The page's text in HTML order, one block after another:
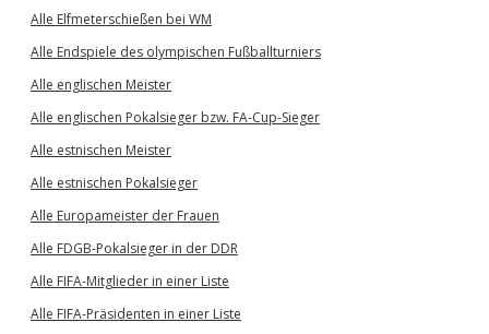
Alle Elfmeterschießen bei WM
Alle Endspiele des olympischen Fußballturniers
Alle englischen Meister
Alle englischen Pokalsieger bzw. FA-Cup-Sieger
Alle estnischen Meister
Alle estnischen Pokalsieger
Alle Europameister der Frauen
Alle FDGB-Pokalsieger in der DDR
Alle FIFA-Mitglieder in einer Liste
Alle FIFA-Präsidenten in einer Liste